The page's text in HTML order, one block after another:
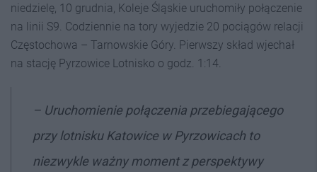
niedzielę, 10 grudnia, Koleje Śląskie uruchomiły połączenie
na linii S9. Codziennie na tory wyjedzie 20 pociągów relacji
Częstochowa – Tarnowskie Góry. Pierwszy skład wjechał
na stację Pyrzowice Lotnisko o godz. 1:14.
– Uruchomienie połączenia przebiegającego
przy lotnisku Katowice w Pyrzowicach to
niezwykle ważny moment z perspektywy